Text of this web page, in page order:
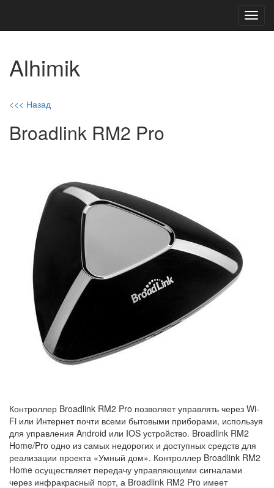
Alhimik
<<< Назад
Broadlink RM2 Pro
Контроллер Broadlink RM2 Pro позволяет управлять через Wi-
Fi или Интернет почти всеми бытовыми приборами, используя
для управления Android или IOS устройство. Broadlink RM2
Home/Pro одно из самых недорогих и доступных средств для
реализации проекта «Умный дом». Контроллер Broadlink RM2
Home осуществляет передачу управляющими сигналами
через инфракрасный порт, а Broadlink RM2 Pro имеет